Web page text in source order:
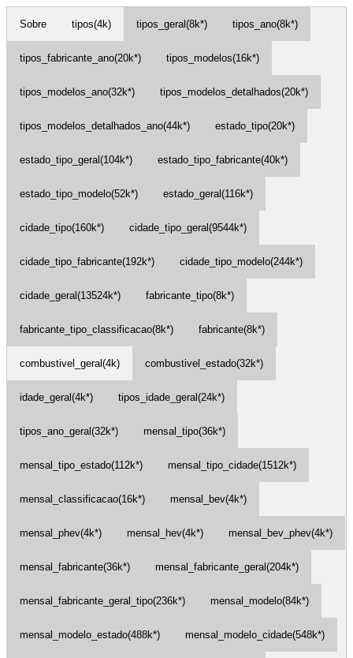
Sobre tipos(4k) tipos_geral(8k*) tipos_ano(8k*)
tipos_fabricante_ano(20k*) tipos_modelos(16k*)
tipos_modelos_ano(32k*) tipos_modelos_detalhados(20k*)
tipos_modelos_detalhados_ano(44k*) estado_tipo(20k*)
estado_tipo_geral(104k*) estado_tipo_fabricante(40k*)
estado_tipo_modelo(52k*) estado_geral(116k*)
cidade_tipo(160k*) cidade_tipo_geral(9544k*)
cidade_tipo_fabricante(192k*) cidade_tipo_modelo(244k*)
cidade_geral(13524k*) fabricante_tipo(8k*)
fabricante_tipo_classificacao(8k*) fabricante(8k*)
combustivel_geral(4k) combustivel_estado(32k*)
idade_geral(4k*) tipos_idade_geral(24k*)
tipos_ano_geral(32k*) mensal_tipo(36k*)
mensal_tipo_estado(112k*) mensal_tipo_cidade(1512k*)
mensal_classificacao(16k*) mensal_bev(4k*)
mensal_phev(4k*) mensal_hev(4k*) mensal_bev_phev(4k*)
mensal_fabricante(36k*) mensal_fabricante_geral(204k*)
mensal_fabricante_geral_tipo(236k*) mensal_modelo(84k*)
mensal_modelo_estado(488k*) mensal_modelo_cidade(548k*)